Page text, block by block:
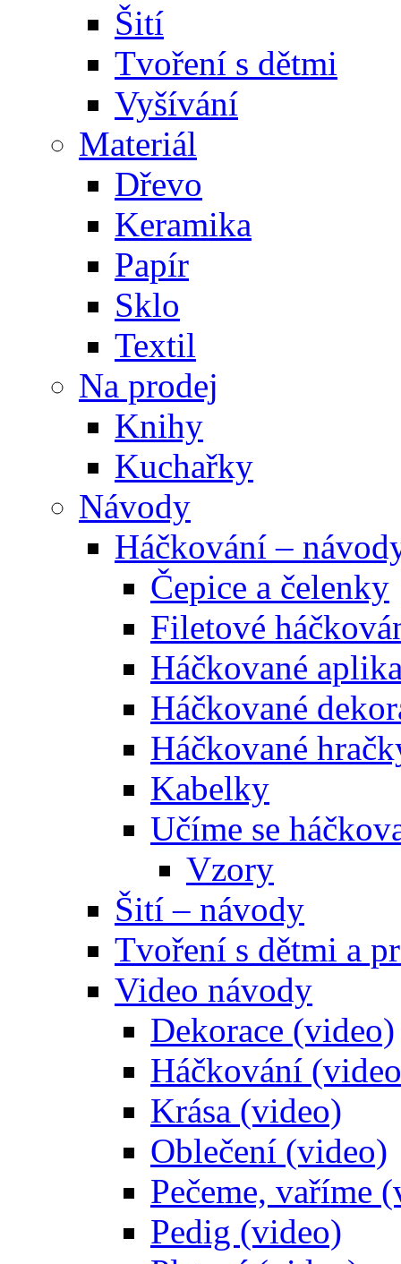
Šití
Tvoření s dětmi
Vyšívání
Materiál
Dřevo
Keramika
Papír
Sklo
Textil
Na prodej
Knihy
Kuchařky
Návody
Háčkování –
Čepice a čelenky
Filetové
Háčkované
Háčkované
Háčkované
Kabelky
Učíme se
Vzory
Šití – návody
Tvoření s dětmi a
Video návody
Dekorace (video)
Háčkování
Krása (video)
Oblečení (video)
Pečeme, vaříme
Pedig (video)